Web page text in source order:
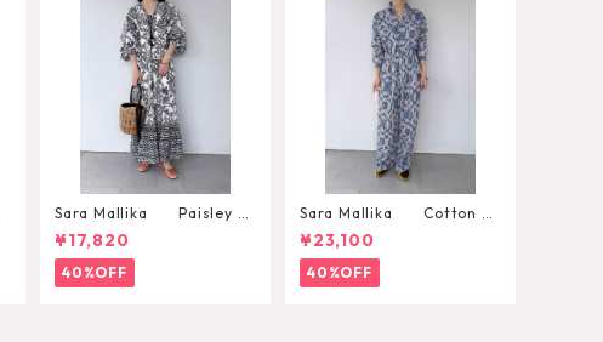
Sara Mallika Paisley Fl
ower Print Dress
¥17,820
40%OFF
Sara Mallika Cotton Fl
ower Signal Print All In O
ne
¥23,100
40%OFF